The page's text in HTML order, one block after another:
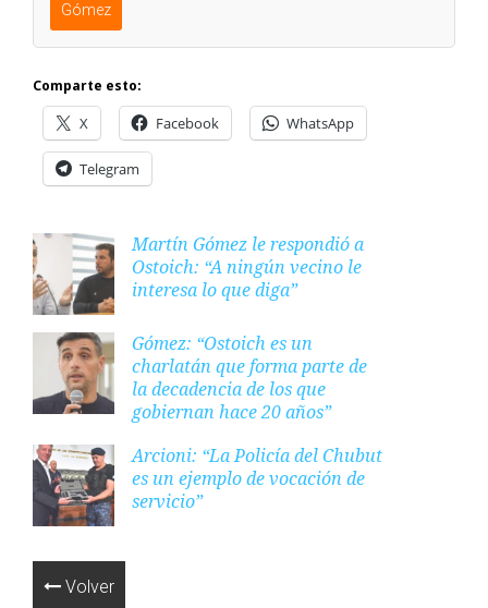
Gómez
Comparte esto:
X Facebook WhatsApp
Telegram
Martín Gómez le respondió a
Ostoich: “A ningún vecino le
interesa lo que diga”
Gómez: “Ostoich es un
charlatán que forma parte de
la decadencia de los que
gobiernan hace 20 años”
Arcioni: “La Policía del Chubut
es un ejemplo de vocación de
servicio”
Volver